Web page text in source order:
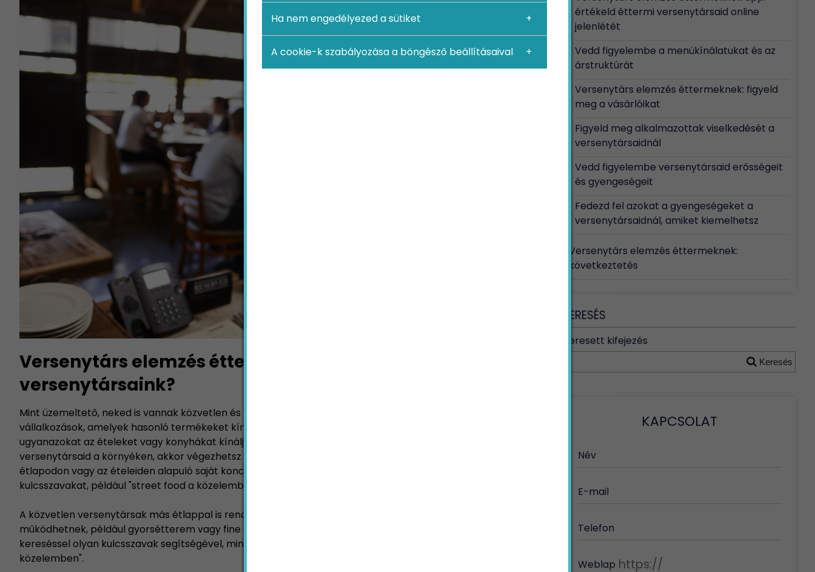
Versenytárs elemzés éttermeknek: kik a
versenytársaink?
Mint üzemeltető, neked is vannak közvetlen és közvetett versenytársaid. A közvetlen versenytársaid olyan
vállalkozások, amelyek hasonló termékeket kínálnak, és versenyeznek ugyanazokért az ügyfelekért, például
ugyanazokat az ételeket vagy konyhákat kínálják. Ha nem vagy biztos abban, hogy kik azok a közvetlen
versenytársaid a környéken, akkor végezhetsz Google-keresést olyan kulcsszavakkal, amelyeket az
étlapodon vagy az ételeiden alapuló saját koncepciód meghatározásához használnál. Használj konkrét
kulcsszavakat, például "street food a közelemben" vagy "olasz konyha a közelben".
A közvetlen versenytársak más étlappal is rendelkezhetnek, de ugyanazon üzleti modell szerint
működhetnek, például gyorsétterem vagy fine dining étteremként. Őket is azonosíthatod a Google-
kereséssel olyan kulcsszavak segítségével, mint "gyorsétterem a közelemben" vagy "családbarát étterem a
közelemben".
értékeld éttermi versenytársaid online
jelenlétét
Vedd figyelembe a menükínálatukat és az
árstruktúrát
Versenytárs elemzés éttermeknek: figyeld
meg a vásárlóikat
Figyeld meg alkalmazottak viselkedését a
versenytársaidnál
Vedd figyelembe versenytársaid erősségeit
és gyengeségeit
Fedezd fel azokat a gyengeségeket a
versenytársaidnál, amiket kiemelhetsz
Versenytárs elemzés éttermeknek:
következtetés
KERESÉS
Keresett kifejezés
Keresés
KAPCSOLAT
Név
E-mail
Telefon
Weblap
Ha nem engedélyezed a sütiket
A cookie-k szabályozása a böngésző beállításaival